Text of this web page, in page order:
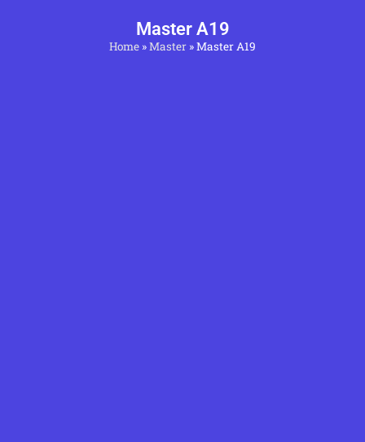
Master A19
Home »Master »Master A19